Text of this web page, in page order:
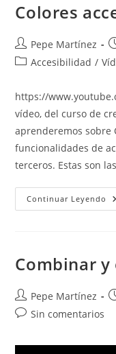
Colores
Autor
de
Pepe Martínez
Categoría
la
entrada:
Accesibilidad /
https://
vídeo, del curso de
aprenderemos sobre
funcionalidades de
terceros. Estas son
Continuar Leyendo
Combinar
Autor
de
Pepe Martínez
Comentarios
la
Sin comentarios